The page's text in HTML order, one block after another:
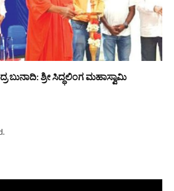
ಬುನಾದಿ: ಶ್ರೀ ಸಿದ್ಧಲಿಂಗ ಮಹಾಸ್ವಾಮಿ